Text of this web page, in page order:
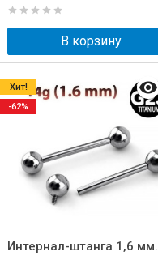
В корзину
Интернал-штанга 1,6 мм.
Хит!
-62%